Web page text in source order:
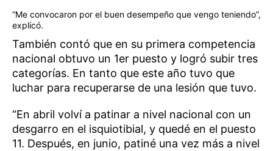
“Me convocaron por el buen desempeño que vengo teniendo”,
explicó.
También contó que en su primera competencia
nacional obtuvo un 1er puesto y logró subir tres
categorías. En tanto que este año tuvo que
luchar para recuperarse de una lesión que tuvo.
“En abril volví a patinar a nivel nacional con un
desgarro en el isquiotibial, y quedé en el puesto
11. Después, en junio, patiné una vez más a nivel